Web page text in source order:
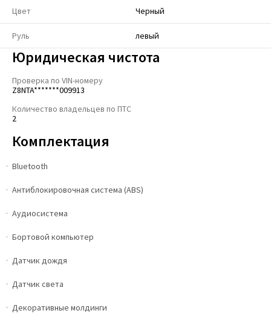
Цвет Черный
Руль левый
Юридическая чистота
Проверка по VIN-номеру
Z8NTA*******009913
Количество владельцев по ПТС
2
Комплектация
Bluetooth
Антиблокировочная система (ABS)
Аудиосистема
Бортовой компьютер
Датчик дождя
Датчик света
Декоративные молдинги